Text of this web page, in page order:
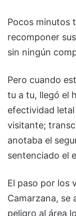
Pocos minutos
recomponer
sin ningún
Pero cuando
tu a tu, llegó el
efectividad
visitante;
anotaba el
sentenciado el
El paso por los
Camarzana, se
peligro al área